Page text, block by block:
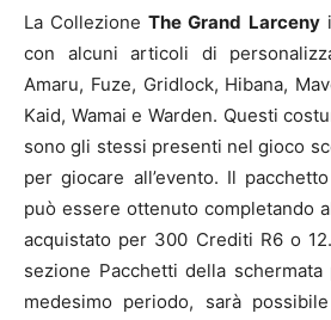
La CollezioneThe Grand Larceny
con alcuni articoli di
Amaru, Fuze, Gridlock, Hibana,
Kaid, Wamai e Warden. Questi
sono gli stessi presenti nel gioco
per giocare all’evento. Il
può essere ottenuto completando
acquistato per 300 Crediti R6 o
sezione Pacchetti della
medesimo periodo, sarà